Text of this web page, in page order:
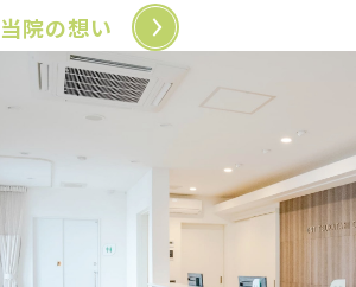
当院の想い